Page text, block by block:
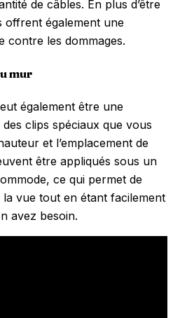
de câbles. En plus d’être
offrent également une
contre les dommages.
mur
également être une
clips spéciaux que vous
et l’emplacement de
être appliqués sous un
ce qui permet de
vue tout en étant facilement
avez besoin.